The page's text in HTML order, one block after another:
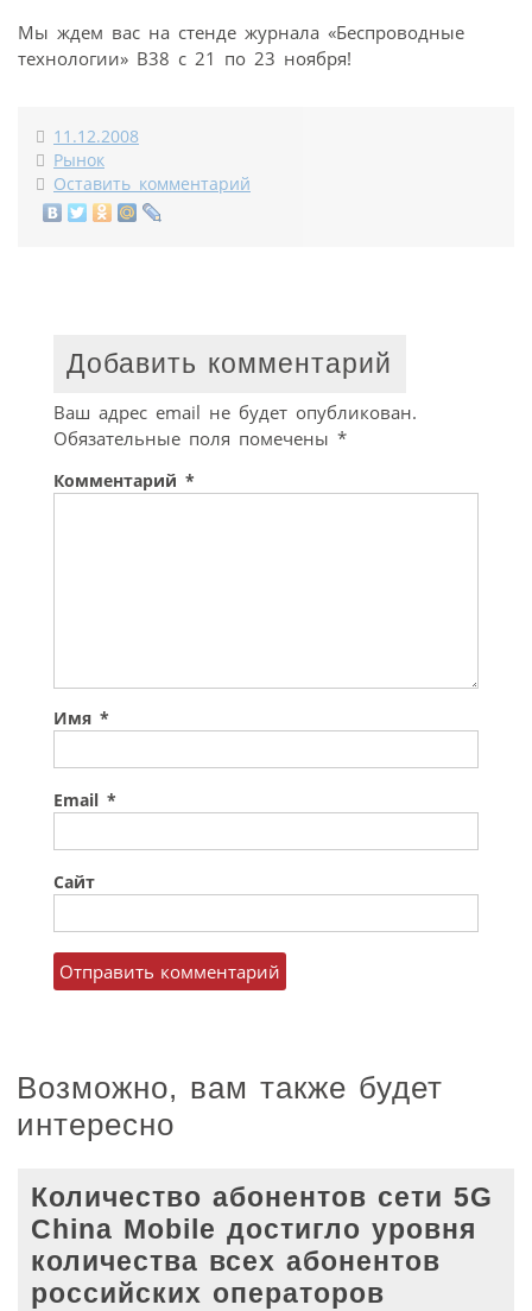
Мы ждем вас на стенде журнала «Беспроводные
технологии» В38 с 21 по 23 ноября!
11.12.2008
Рынок
Оставить комментарий
Добавить комментарий
Ваш адрес email не будет опубликован.
Обязательные поля помечены *
Комментарий *
Имя *
Email *
Сайт
Возможно, вам также будет
интересно
Количество абонентов сети 5G
China Mobile достигло уровня
количества всех абонентов
российских операторов